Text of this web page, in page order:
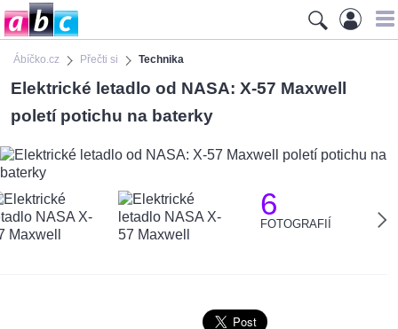
Ábíčko.cz Přečti si Technika
Elektrické letadlo od NASA: X-57 Maxwell
poletí potichu na baterky
6
FOTOGRAFIÍ